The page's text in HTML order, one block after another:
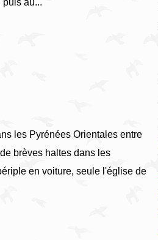
au...
les Pyrénées Orientales entre
brèves haltes dans les
en voiture, seule l'église de